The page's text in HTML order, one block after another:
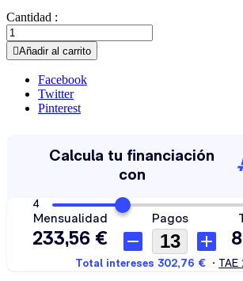
Cantidad :
Añadir al carrito
Facebook
Twitter
Pinterest